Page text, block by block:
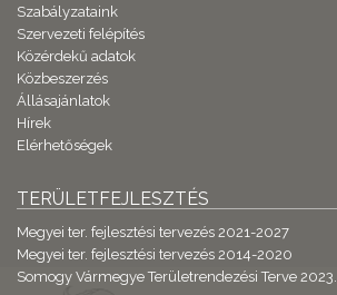
Szabályzataink
Szervezeti felépítés
Közérdekű adatok
Közbeszerzés
Állásajánlatok
Hírek
Elérhetőségek
TERÜLETFEJLESZTÉS
Megyei ter. fejlesztési tervezés 2021-2027
Megyei ter. fejlesztési tervezés 2014-2020
Somogy Vármegye Területrendezési Terve 2023.